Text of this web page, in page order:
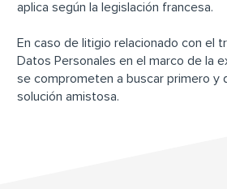
aplica según la legislación francesa.
En caso de litigio relacionado con el
Datos Personales en el marco de la
se comprometen a buscar primero y
solución amistosa.